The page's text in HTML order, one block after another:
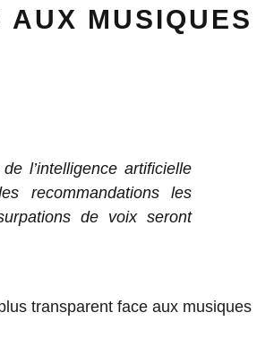
MUSIQUES
l’intelligence artificielle
recommandations les
de voix seront
transparent face aux musiques